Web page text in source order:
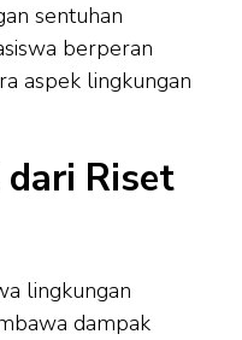
sentuhan
berperan
aspek lingkungan
Riset
lingkungan
dampak